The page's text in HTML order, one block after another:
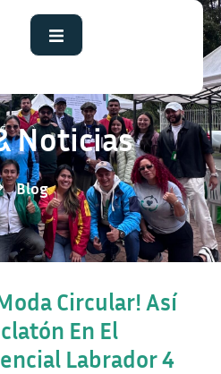
Noticias
Blog
Circular! Así
En El
Labrador 4